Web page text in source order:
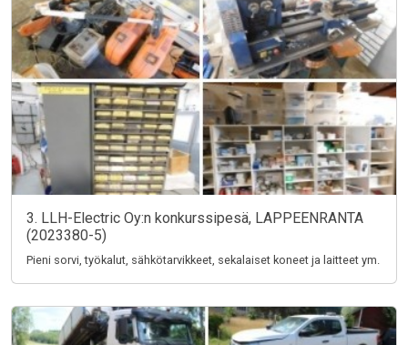
3. LLH-Electric Oy:n konkurssipesä, LAPPEENRANTA
(2023380-5)
Pieni sorvi, työkalut, sähkötarvikkeet, sekalaiset koneet ja laitteet ym.